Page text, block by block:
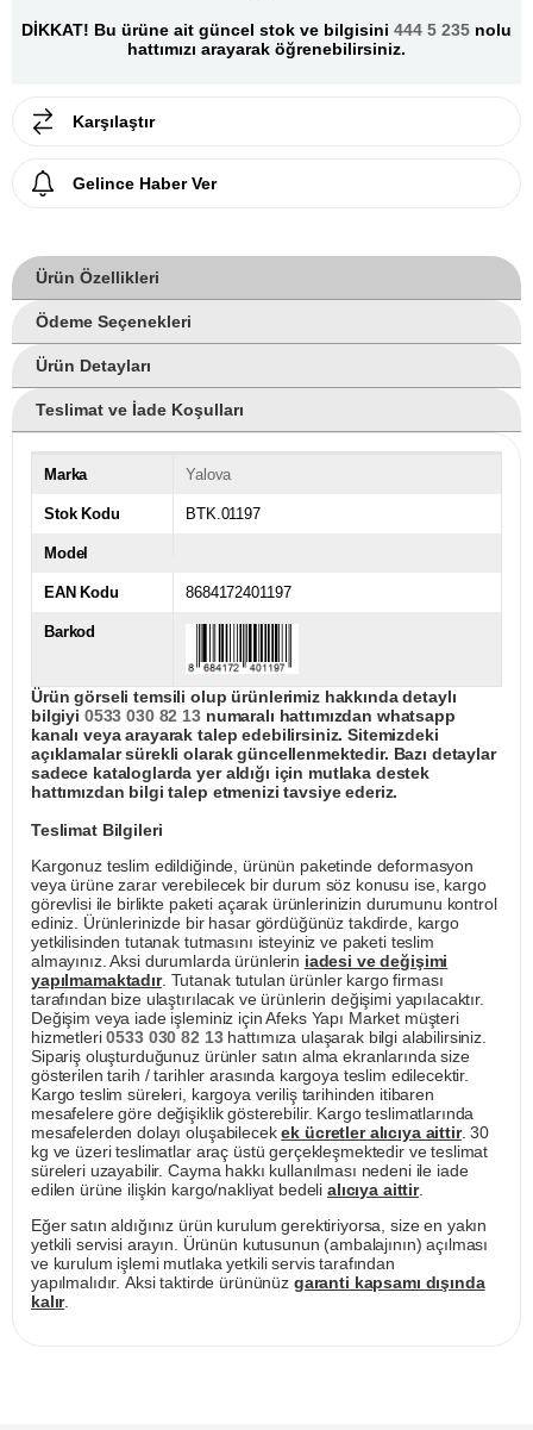
DİKKAT! Bu ürüne ait güncel stok ve bilgisini 444 5 235 nolu
hattımızı arayarak öğrenebilirsiniz.
Karşılaştır
Gelince Haber Ver
Ürün Özellikleri
Ödeme Seçenekleri
Ürün Detayları
Teslimat ve İade Koşulları
Marka Yalova
Stok Kodu BTK.01197
Model
EAN Kodu 8684172401197
Barkod
Ürün görseli temsili olup ürünlerimiz hakkında detaylı
bilgiyi 0533 030 82 13numaralı hattımızdan whatsapp
kanalı veya arayarak talep edebilirsiniz. Sitemizdeki
açıklamalar sürekli olarak güncellenmektedir. Bazı detaylar
sadece kataloglarda yer aldığı için mutlaka destek
hattımızdan bilgi talep etmenizi tavsiye ederiz.
Teslimat Bilgileri
Kargonuz teslim edildiğinde, ürünün paketinde deformasyon
veya ürüne zarar verebilecek bir durum söz konusu ise, kargo
görevlisi ile birlikte paketi açarak ürünlerinizin durumunu kontrol
ediniz. Ürünlerinizde bir hasar gördüğünüz takdirde, kargo
yetkilisinden tutanak tutmasını isteyiniz ve paketi teslim
almayınız. Aksi durumlarda ürünlerin iadesi ve değişimi
yapılmamaktadır. Tutanak tutulan ürünler kargo firması
tarafından bize ulaştırılacak ve ürünlerin değişimi yapılacaktır.
Değişim veya iade işleminiz için Afeks Yapı Market müşteri
hizmetleri0533 030 82 13hattımıza ulaşarak bilgi alabilirsiniz.
Sipariş oluşturduğunuz ürünler satın alma ekranlarında size
gösterilen tarih / tarihler arasında kargoya teslim edilecektir.
Kargo teslim süreleri, kargoya veriliş tarihinden itibaren
mesafelere göre değişiklik gösterebilir. Kargo teslimatlarında
mesafelerden dolayı oluşabilecekek ücretler alıcıya aittir. 30
kg ve üzeri teslimatlar araç üstü gerçekleşmektedir ve teslimat
süreleri uzayabilir. Cayma hakkı kullanılması nedeni ile iade
edilen ürüne ilişkin kargo/nakliyat bedeli alıcıya aittir.
Eğer satın aldığınız ürün kurulum gerektiriyorsa, size en yakın
yetkili servisi arayın. Ürünün kutusunun (ambalajının) açılması
ve kurulum işlemi mutlaka yetkili servis tarafından
yapılmalıdır. Aksi taktirde ürününüz garanti kapsamı dışında
kalır.